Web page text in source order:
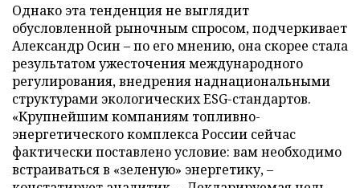
Однако эта тенденция не выглядит
обусловленной рыночным спросом, подчеркивает
Александр Осин – по его мнению, она скорее стала
результатом ужесточения международного
регулирования, внедрения наднациональными
структурами экологических ESG-стандартов.
«Крупнейшим компаниям топливно-
энергетического комплекса России сейчас
фактически поставлено условие: вам необходимо
встраиваться в «зеленую» энергетику, –